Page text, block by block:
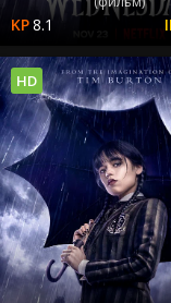
8.1
HD